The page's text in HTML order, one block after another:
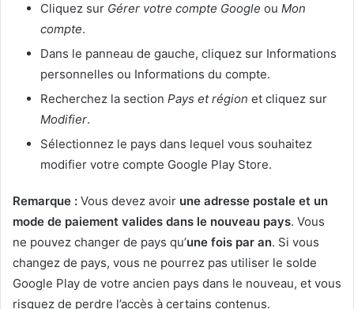
Cliquez sur Gérer votre compte Google ou Mon
compte.
Dans le panneau de gauche, cliquez sur Informations
personnelles ou Informations du compte.
Recherchez la section Pays et région et cliquez sur
Modifier.
Sélectionnez le pays dans lequel vous souhaitez
modifier votre compte Google Play Store.
Remarque : Vous devez avoir une adresse postale et un
mode de paiement valides dans le nouveau pays. Vous
ne pouvez changer de pays qu’une fois par an. Si vous
changez de pays, vous ne pourrez pas utiliser le solde
Google Play de votre ancien pays dans le nouveau, et vous
risquez de perdre l’accès à certains contenus.